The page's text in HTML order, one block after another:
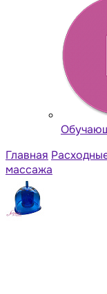
Главная
массажа